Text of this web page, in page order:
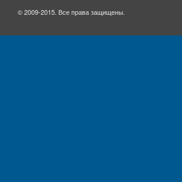
© 2009-2015. Все права защищены.